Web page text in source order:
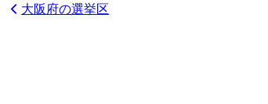
大阪府の選挙区